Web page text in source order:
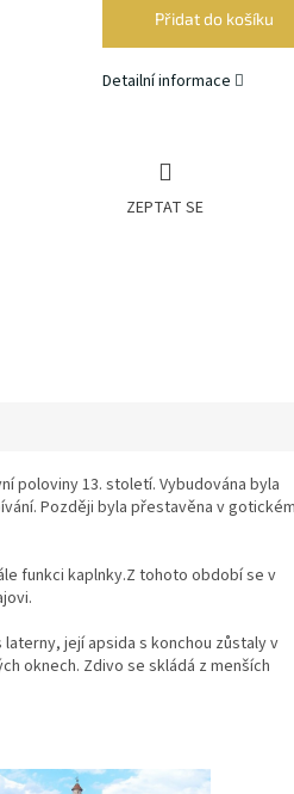
Přidat do košíku
Detailní informace
ZEPTAT SE
poloviny 13. století. Vybudována byla
Později byla přestavěna v
funkci kaplnky.Z tohoto období se v
její apsida s konchou zůstaly v
oknech. Zdivo se skládá z menších